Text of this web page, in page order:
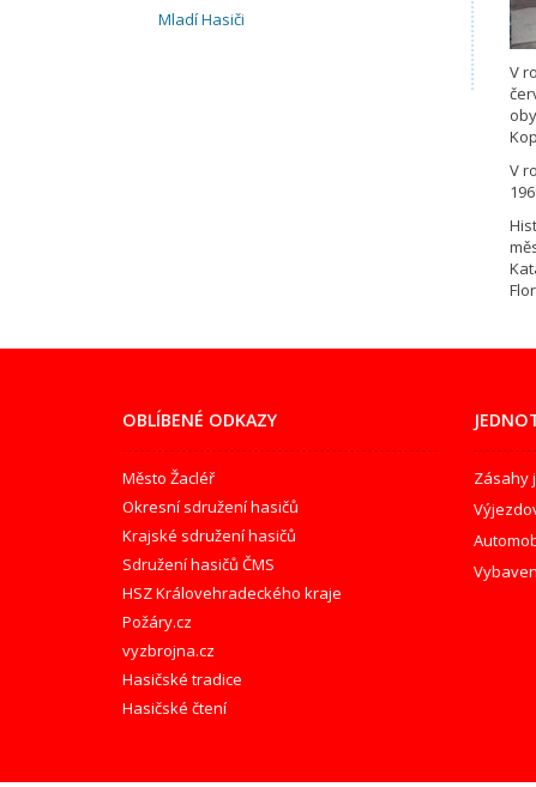
V
V
Mladí Hasiči
OBLÍBENÉ ODKAZY
Město Žacléř
Okresní sdružení hasičů
Krajské sdružení hasičů
Sdružení hasičů ČMS
HSZ Královehradeckého kraje
Požáry.cz
vyzbrojna.cz
Hasičské tradice
Hasičské čtení
Zásahy